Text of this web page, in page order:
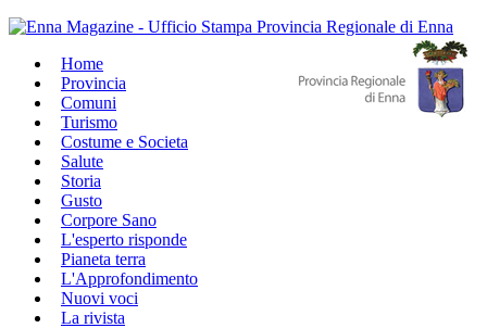
Home
Provincia
Comuni
Turismo
Costume e Societa
Salute
Storia
Gusto
Corpore Sano
L'esperto risponde
Pianeta terra
L'Approfondimento
Nuovi voci
La rivista